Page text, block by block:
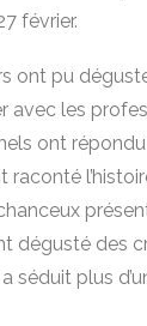
février.
ont pu
avec les
ont
dégusté des
séduit plus